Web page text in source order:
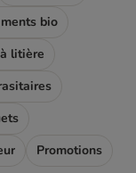
bio
litière
Promotions